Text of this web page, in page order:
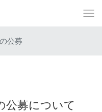
公募
公募について